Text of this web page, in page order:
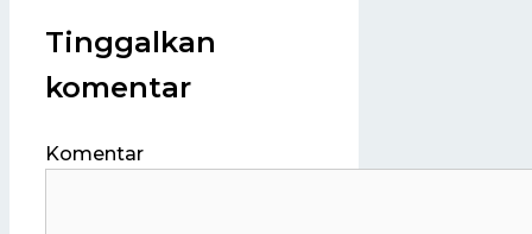
Tinggalkan
komentar
Komentar